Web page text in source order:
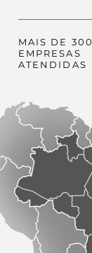
MAIS DE 300
EMPRESAS
ATENDIDAS